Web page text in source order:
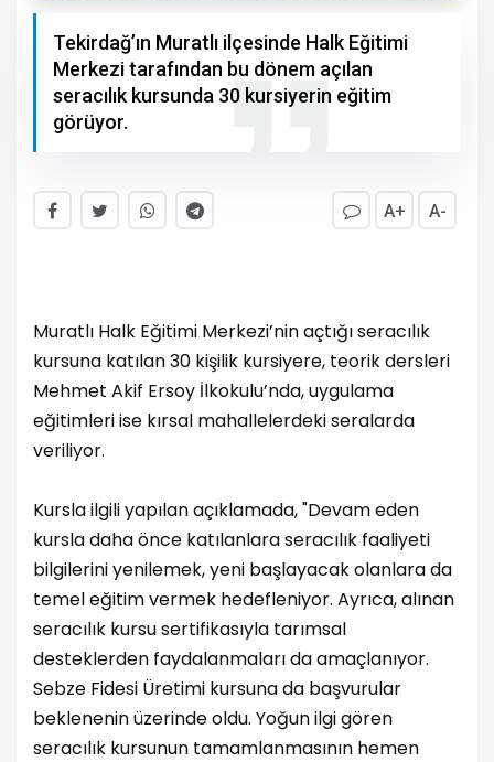
Tekirdağ’ın Muratlı ilçesinde Halk Eğitimi
Merkezi tarafından bu dönem açılan
seracılık kursunda 30 kursiyerin eğitim
görüyor.
A+ A-
Muratlı Halk Eğitimi Merkezi’nin açtığı seracılık
kursuna katılan 30 kişilik kursiyere, teorik dersleri
Mehmet Akif Ersoy İlkokulu’nda, uygulama
eğitimleri ise kırsal mahallelerdeki seralarda
veriliyor.
Kursla ilgili yapılan açıklamada, "Devam eden
kursla daha önce katılanlara seracılık faaliyeti
bilgilerini yenilemek, yeni başlayacak olanlara da
temel eğitim vermek hedefleniyor. Ayrıca, alınan
seracılık kursu sertifikasıyla tarımsal
desteklerden faydalanmaları da amaçlanıyor.
Sebze Fidesi Üretimi kursuna da başvurular
beklenenin üzerinde oldu. Yoğun ilgi gören
seracılık kursunun tamamlanmasının hemen